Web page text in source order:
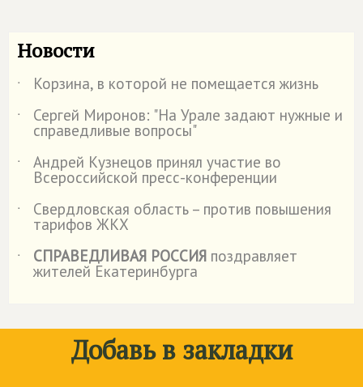
Новости
˙
Корзина, в которой не помещается жизнь
˙
Сергей Миронов: "На Урале задают нужные и
справедливые вопросы"
˙
Андрей Кузнецов принял участие во
Всероссийской пресс-конференции
˙
Свердловская область – против повышения
тарифов ЖКХ
˙
СПРАВЕДЛИВАЯ РОССИЯ поздравляет
жителей Екатеринбурга
Добавь в закладки